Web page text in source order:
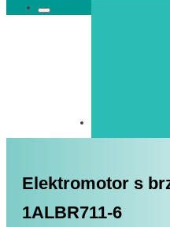
Search
Search
Elektromotor s
1ALBR711-6